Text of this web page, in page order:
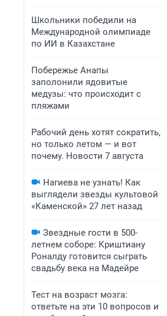
Школьники победили на
Международной олимпиаде
по ИИ в Казахстане
Побережье Анапы
заполонили ядовитые
медузы: что происходит с
пляжами
Рабочий день хотят сократить,
но только летом — и вот
почему. Новости 7 августа
Нагиева не узнать! Как
выглядели звезды культовой
«Каменской» 27 лет назад
Звездные гости в 500-
летнем соборе: Криштиану
Роналду готовится сыграть
свадьбу века на Мадейре
Тест на возраст мозга:
ответьте на эти 10 вопросов и